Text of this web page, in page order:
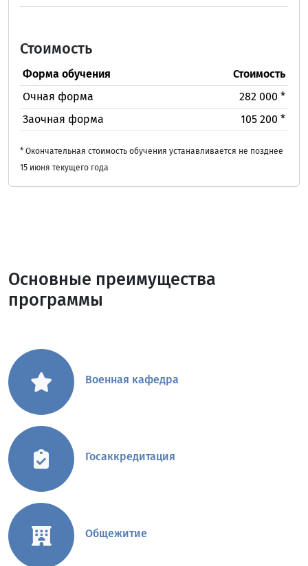
Стоимость
Форма обучения
Стоимость
Очная форма
282 000 *
Заочная форма
105 200 *
* Окончательная стоимость обучения устанавливается не позднее
15 июня текущего года
Основные преимущества
программы
Военная кафедра
Госаккредитация
Общежитие